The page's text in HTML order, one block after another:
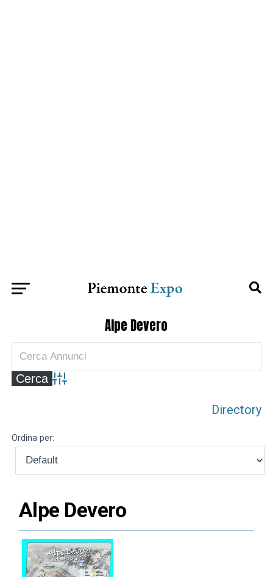
Alpe Devero
Advanced Search
Directory
Ordina per:
Alpe Devero